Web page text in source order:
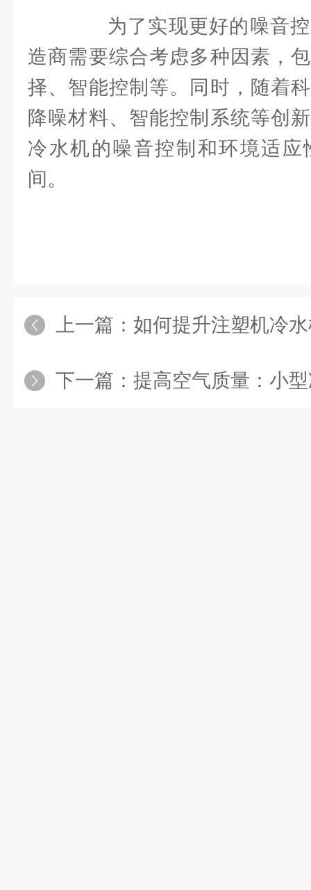
为了实现更好的噪音控
造商需要综合考虑多种因素，
择、智能控制等。同时，随着
降噪材料、智能控制系统等创
冷水机的噪音控制和环境适
间。
上一篇： 如何提升注塑机冷
下一篇： 提高空气质量：小